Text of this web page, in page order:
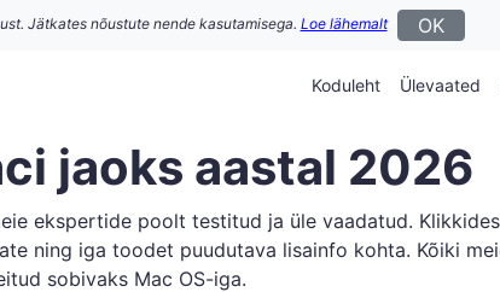
Jätkates nõustute nende kasutamisega. Loe lähemalt OK
Koduleht Ülevaated
jaoks aastal 2026
ekspertide poolt testitud ja üle vaadatud.
ning iga toodet puudutava lisainfo kohta. Kõiki
sobivaks Mac OS-iga.